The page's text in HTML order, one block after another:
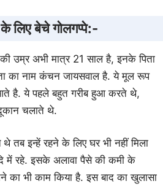
लिए बेचे गोलगप्पे:-
उम्र अभी मात्र 21 साल है, इनके पिता
का नाम कंचन जायसवाल है. ये मूल रूप
है. ये पहले बहुत गरीब हुआ करते थे,
चलाते थे.
तब इन्हें रहने के लिए घर भी नहीं मिला
में रहे. इसके अलावा पैसे की कमी के
का भी काम किया है. इस बाद का खुलासा